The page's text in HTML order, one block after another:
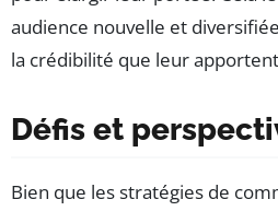
audience nouvelle et
la crédibilité que leur
Défis et
Bien que les stratégies de